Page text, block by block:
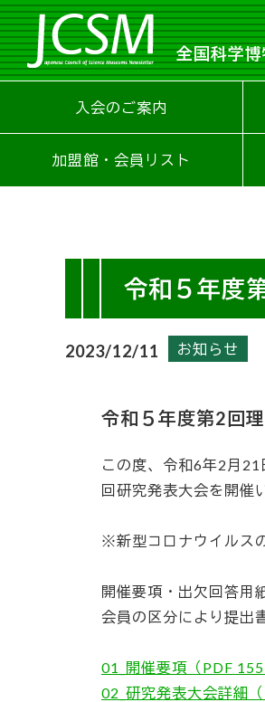
全国科学
入会のご案内
加盟館・会員リスト
令和５年度
2023/12/11 お知らせ
令和５年度第2回
この度、令和6年2月
回研究発表大会を開催
※新型コロナウイルス
開催要項・出欠回答用
会員の区分により提出
01_開催要項（PDF
02_研究発表大会詳細